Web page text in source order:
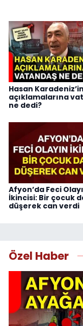
Hasan Karadeniz’in
açıklamalarına
ne dedi?
Afyon’da Feci
İkincisi: Bir çocuk
düşerek can verdi
Özel Haber